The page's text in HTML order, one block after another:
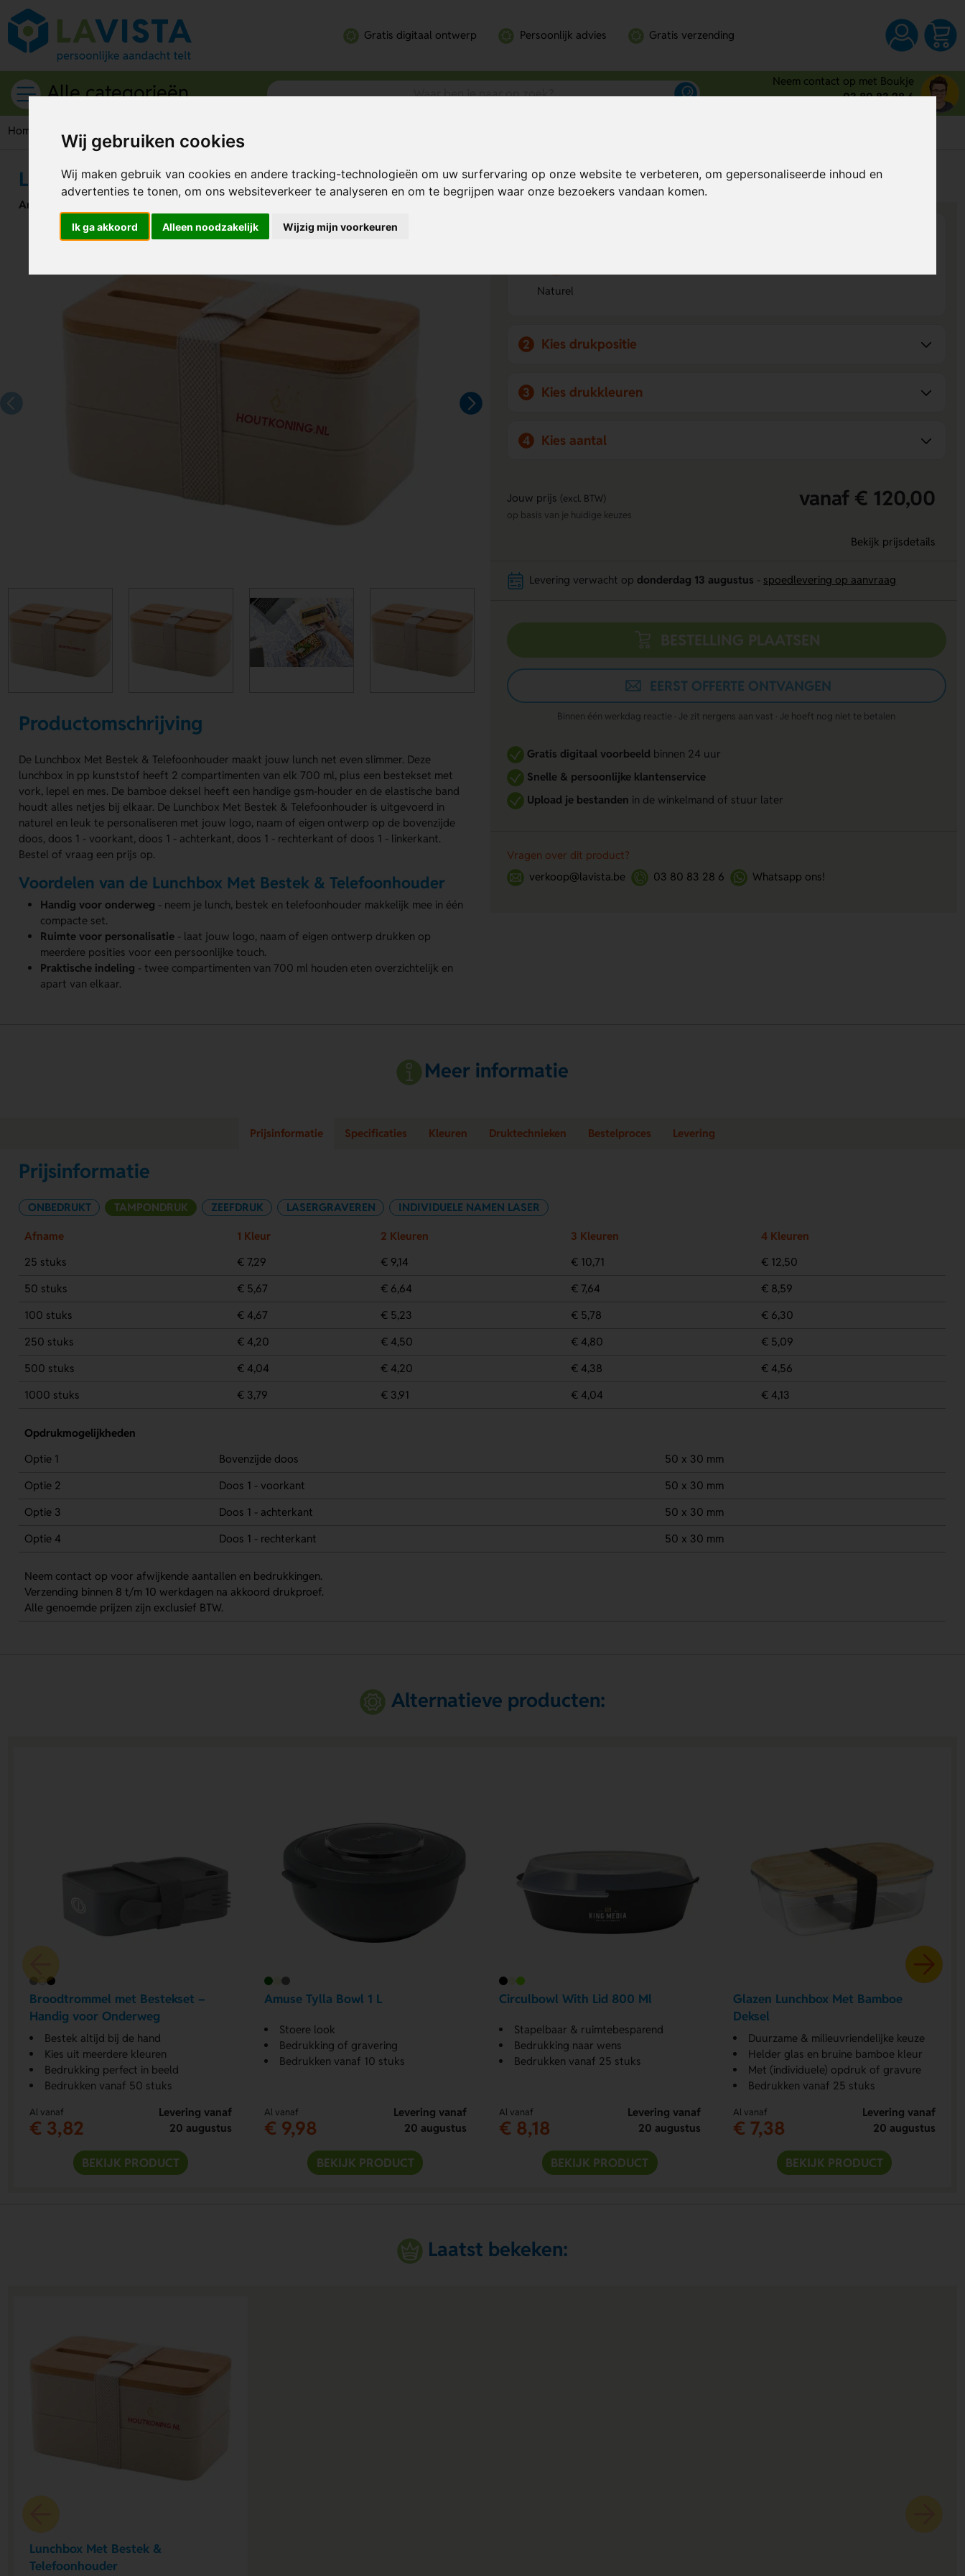
Wij gebruiken cookies
Wij maken gebruik van cookies en andere tracking-technologieën om uw surfervaring op onze website te verbeteren, om gepersonaliseerde inhoud en
advertenties te tonen, om ons websiteverkeer te analyseren en om te begrijpen waar onze bezoekers vandaan komen.
Ik ga akkoord Alleen noodzakelijk Wijzig mijn voorkeuren
Gratis digitaal ontwerp Persoonlijk advies Gratis verzending
Alle categorieën
Neem contact op met Boukje
03 80 83 28 6
Home Broodtrommels Lunchbox Met Bestek & Telefoonhouder
Lunchbox Met Bestek & Telefoonhouder
Artikelnummer:
Productomschrijving
De Lunchbox Met Bestek & Telefoonhouder maakt jouw lunch net even slimmer. Deze
lunchbox in pp kunststof heeft 2 compartimenten van elk 700 ml, plus een bestekset met
vork, lepel en mes. De bamboe deksel heeft een handige gsm-houder en de elastische band
houdt alles netjes bij elkaar. De Lunchbox Met Bestek & Telefoonhouder is uitgevoerd in
naturel en leuk te personaliseren met jouw logo, naam of eigen ontwerp op de bovenzijde
doos, doos 1 - voorkant, doos 1 - achterkant, doos 1 - rechterkant of doos 1 - linkerkant.
Bestel of vraag een prijs op.
Voordelen van de Lunchbox Met Bestek & Telefoonhouder
Handig voor onderweg - neem je lunch, bestek en telefoonhouder makkelijk mee in één
compacte set.
Ruimte voor personalisatie - laat jouw logo, naam of eigen ontwerp drukken op
meerdere posities voor een persoonlijke touch.
Praktische indeling - twee compartimenten van 700 ml houden eten overzichtelijk en
apart van elkaar.
Bereken mijn prijs Al vanaf€ 3,79per stuk (excl. BTW)
Naturel
2 Kies drukpositie
3 Kies drukkleuren
4 Kies aantal
Jouw prijs (excl. BTW) vanaf € 120,00
op basis van je huidige keuzes
Bekijk prijsdetails
Levering verwacht op donderdag 13 augustus spoedlevering op aanvraag
BESTELLING PLAATSEN
EERST OFFERTE ONTVANGEN
Binnen één werkdag reactie · Je zit nergens aan vast · Je hoeft nog niet te betalen
Gratis digitaal voorbeeld binnen 24 uur
Snelle & persoonlijke klantenservice
Upload je bestanden in de winkelmand of stuur later
Vragen over dit product?
verkoop@lavista.be
03 80 83 28 6 Whatsapp ons!
Meer informatie
Prijsinformatie Specificaties Kleuren Druktechnieken Bestelproces Levering
Prijsinformatie
ONBEDRUKT TAMPONDRUK ZEEFDRUK LASERGRAVEREN INDIVIDUELE NAMEN LASER
Afname 1 Kleur 2 Kleuren 3 Kleuren
4 Kleuren
25 stuks
€ 7,29 € 9,14 € 10,71
€ 12,50
50 stuks
€ 5,67 € 6,64 € 7,64
€ 8,59
100 stuks
€ 4,67 € 5,23 € 5,78
€ 6,30
250 stuks
€ 4,20 € 4,50 € 4,80
€ 5,09
500 stuks
€ 4,04 € 4,20 € 4,38
€ 4,56
1000 stuks
€ 3,79 € 3,91 € 4,04 € 4,13
Opdrukmogelijkheden
Optie 1
Bovenzijde doos
50 x 30 mm
Optie 2
Doos 1 - voorkant
50 x 30 mm
Optie 3
Doos 1 - achterkant
50 x 30 mm
Optie 4
Doos 1 - rechterkant 50 x 30 mm
Neem contact op voor afwijkende aantallen en bedrukkingen.
Verzending binnen 8 t/m 10 werkdagen na akkoord drukproef.
Alle genoemde prijzen zijn exclusief BTW.
Alternatieve producten:
Broodtrommel met Bestekset –
Handig voor Onderweg
Bestek altijd bij de hand
Kies uit meerdere kleuren
Bedrukking perfect in beeld
Bedrukken vanaf 50 stuks
Al vanaf
€ 3,82
Levering vanaf
20 augustus
BEKIJK PRODUCT
Amuse Tylla Bowl 1 L
Stoere look
Bedrukking of gravering
Bedrukken vanaf 10 stuks
Al vanaf
€ 9,98
Levering vanaf
20 augustus
BEKIJK PRODUCT
Circulbowl With Lid 800 Ml
Stapelbaar & ruimtebesparend
Bedrukking naar wens
Bedrukken vanaf 25 stuks
Al vanaf
€ 8,18
Levering vanaf
20 augustus
BEKIJK PRODUCT
Glazen Lunchbox Met Bamboe
Deksel
Duurzame & milieuvriendelijke keuze
Helder glas en bruine bamboe kleur
Met (individuele) opdruk of gravure
Bedrukken vanaf 25 stuks
Al vanaf
€ 7,38
Levering vanaf
20 augustus
BEKIJK PRODUCT
Laatst bekeken:
Lunchbox Met Bestek &
Telefoonhouder